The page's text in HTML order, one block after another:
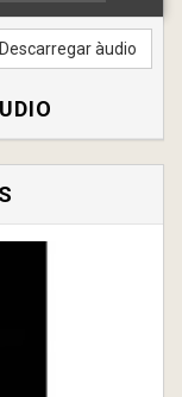
Descarregar àudio